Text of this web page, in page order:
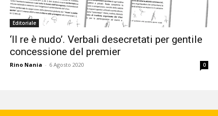
Editoriale
‘Il re è nudo’. Verbali desecretati per gentile
concessione del premier
Rino Nania - 6 Agosto 2020 0